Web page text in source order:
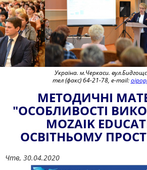
Україна. м.Черкаси.
тел (факс) 64-21-78, e-mail:
МЕТОДИЧНІ
"ОСОБЛИВОСТІ
MOZAIK
ОСВІТНЬОМУ
Чтв, 30.04.2020